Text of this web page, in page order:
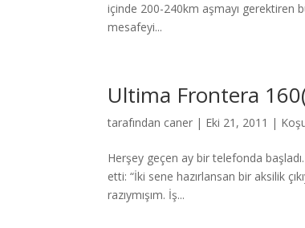
içinde 200-240km aşmayı gerektiren
mesafeyi...
Ultima Frontera
tarafından caner | Eki 21, 2011 |
Herşey geçen ay bir telefonda
etti: “İki sene hazırlansan bir aksilik
razıymışım. İş...